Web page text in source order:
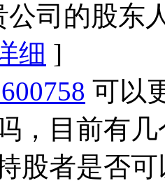
公司的股东
细 ]
可以
，目前有
股者是否